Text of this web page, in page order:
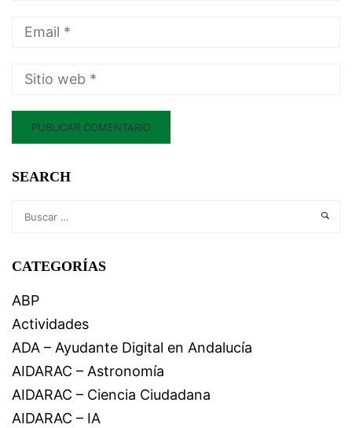
SEARCH
CATEGORÍAS
ABP
Actividades
ADA – Ayudante Digital en Andalucía
AIDARAC – Astronomía
AIDARAC – Ciencia Ciudadana
AIDARAC – IA